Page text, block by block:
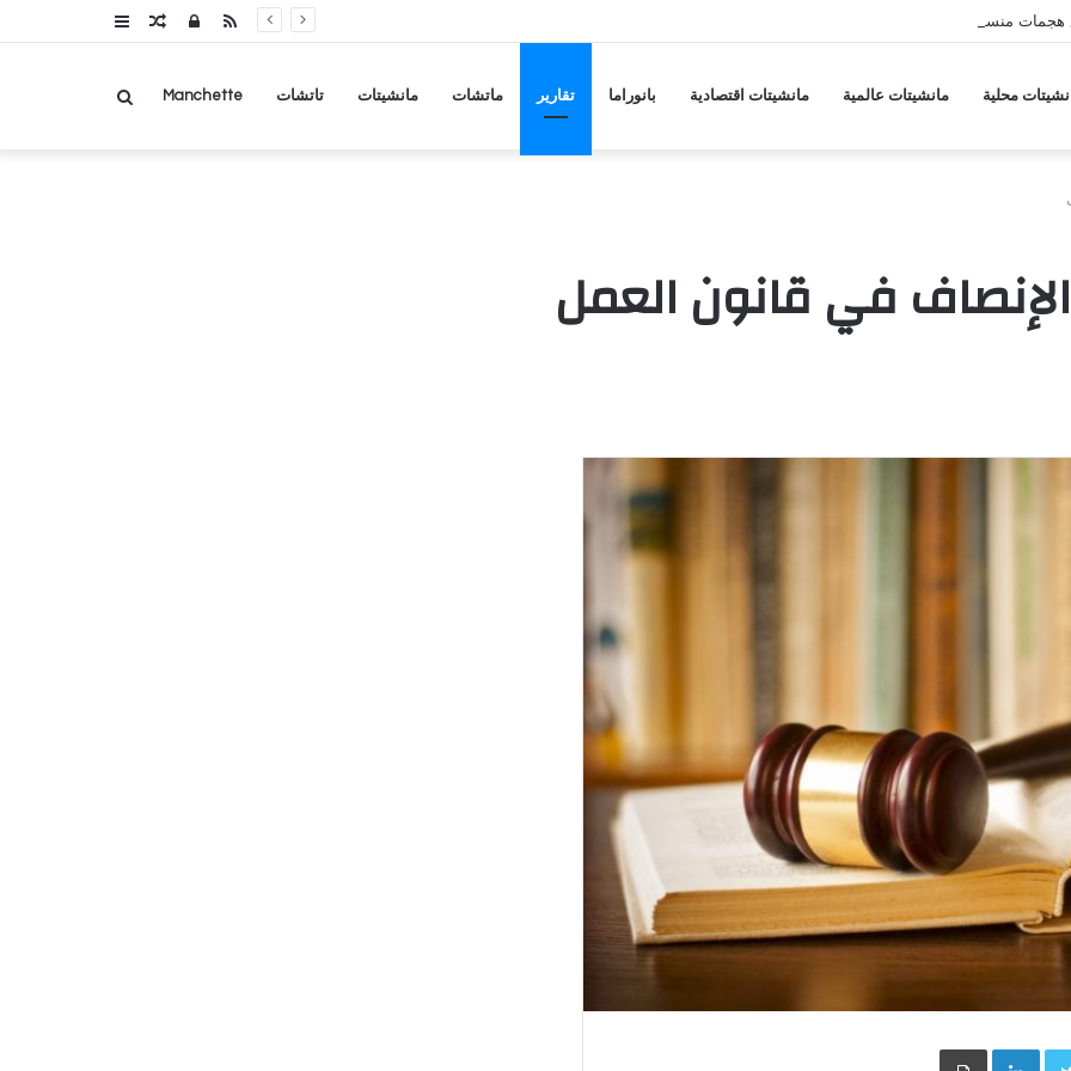
منسقة من حلفاء لإيران عمودمقالتسجيلRSS
محلية مانشيتات عالمية مانشيتات اقتصادية بانوراما تقارير ماتشات مانشيتات تاتشات Manchette بحث
في قانون العمل
Twitter
LinkedInطباعة